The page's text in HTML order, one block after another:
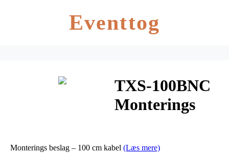
Eventtog
TXS-100BNC
Monterings
cm kabel
Monterings beslag – 100 cm kabel (Læs mere)